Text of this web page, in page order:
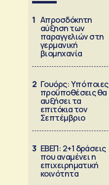
1 Απροσδόκητη
αύξηση των
παραγγελιών στη
γερμανική
βιομηχανία
2 Γουόρς: Υπό ποιες
προϋποθέσεις θα
αυξήσει τα
επιτόκια τον
Σεπτέμβριο
3 ΕΒΕΠ: 2+1 δράσεις
που αναμένει η
επιχειρηματική
κοινότητα